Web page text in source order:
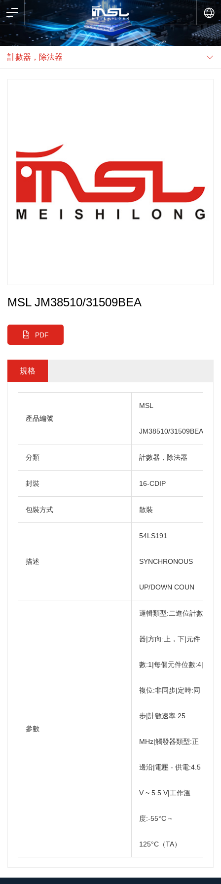
計數器，除法器
MSL JM38510/31509BEA
PDF
規格
產品編號
MSL
JM38510/31509BEA
分類 計數器，除法器
封裝 16-CDIP
包裝方式 散裝
描述
54LS191
SYNCHRONOUS
UP/DOWN COUN
參數
邏輯類型:二進位計數
器|方向:上，下|元件
數:1|每個元件位數:4|
複位:非同步|定時:同
步|計數速率:25
MHz|觸發器類型:正
邊沿|電壓 - 供電:4.5
V ~ 5.5 V|工作溫
度:-55°C ~
125°C（TA）